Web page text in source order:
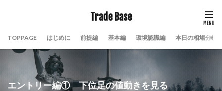
Trade Base
TOPPAGE はじめに 前提編 基本編 環境認識編 本日の相場分析
エントリー編① 下位足の値動きを見る